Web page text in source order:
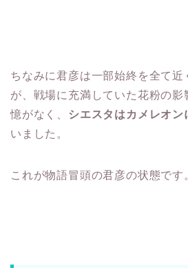
ちなみに君彦は一部始終を全て近
が、戦場に充満していた花粉の影
憶がなく、
シエスタはカメレオン
いました。
これが物語冒頭の君彦の状態です